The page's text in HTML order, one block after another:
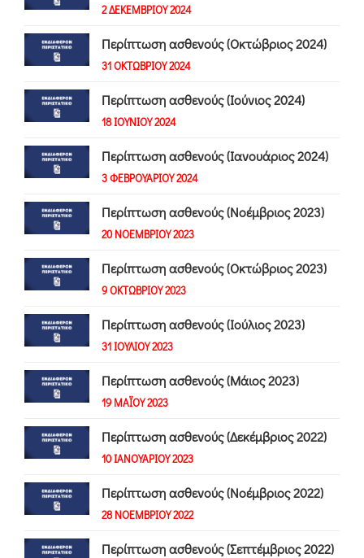
2 ΔΕΚΕΜΒΡΙΟΥ 2024
Περίπτωση ασθενούς (Οκτώβριος 2024)
31 ΟΚΤΩΒΡΙΟΥ 2024
Περίπτωση ασθενούς (Ιούνιος 2024)
18 ΙΟΥΝΙΟΥ 2024
Περίπτωση ασθενούς (Ιανουάριος 2024)
3 ΦΕΒΡΟΥΑΡΙΟΥ 2024
Περίπτωση ασθενούς (Νοέμβριος 2023)
20 ΝΟΕΜΒΡΙΟΥ 2023
Περίπτωση ασθενούς (Οκτώβριος 2023)
9 ΟΚΤΩΒΡΙΟΥ 2023
Περίπτωση ασθενούς (Ιούλιος 2023)
31 ΙΟΥΛΙΟΥ 2023
Περίπτωση ασθενούς (Μάιος 2023)
19 ΜΑΪΟΥ 2023
Περίπτωση ασθενούς (Δεκέμβριος 2022)
10 ΙΑΝΟΥΑΡΙΟΥ 2023
Περίπτωση ασθενούς (Νοέμβριος 2022)
28 ΝΟΕΜΒΡΙΟΥ 2022
Περίπτωση ασθενούς (Σεπτέμβριος 2022)